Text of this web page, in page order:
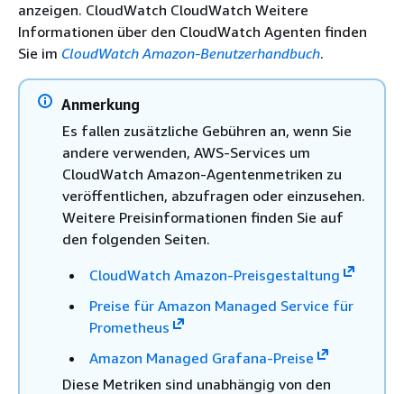
anzeigen. CloudWatch CloudWatch Weitere
Informationen über den CloudWatch Agenten finden
Sie im CloudWatch Amazon-Benutzerhandbuch.
Anmerkung
Es fallen zusätzliche Gebühren an, wenn Sie
andere verwenden, AWS-Services um
CloudWatch Amazon-Agentenmetriken zu
veröffentlichen, abzufragen oder einzusehen.
Weitere Preisinformationen finden Sie auf
den folgenden Seiten.
CloudWatch Amazon-Preisgestaltung
Preise für Amazon Managed Service für
Prometheus
Amazon Managed Grafana-Preise
Diese Metriken sind unabhängig von den